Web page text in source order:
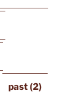
past(2)